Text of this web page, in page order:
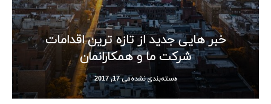
خبر هایی جدید از تازه ترین اقدامات
شرکت ما و همکارانمان
دسته‌بندی نشدهمی 17, 2017